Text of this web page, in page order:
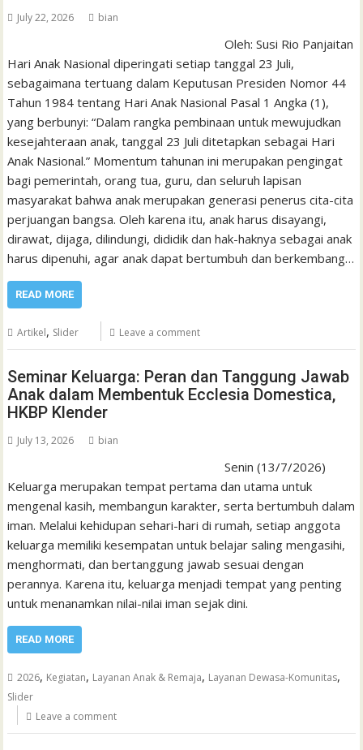
July 22, 2026 bian
Oleh: Susi Rio Panjaitan
Hari Anak Nasional diperingati setiap tanggal 23 Juli,
sebagaimana tertuang dalam Keputusan Presiden Nomor 44
Tahun 1984 tentang Hari Anak Nasional Pasal 1 Angka (1),
yang berbunyi: “Dalam rangka pembinaan untuk mewujudkan
kesejahteraan anak, tanggal 23 Juli ditetapkan sebagai Hari
Anak Nasional.” Momentum tahunan ini merupakan pengingat
bagi pemerintah, orang tua, guru, dan seluruh lapisan
masyarakat bahwa anak merupakan generasi penerus cita-cita
perjuangan bangsa. Oleh karena itu, anak harus disayangi,
dirawat, dijaga, dilindungi, dididik dan hak-haknya sebagai anak
harus dipenuhi, agar anak dapat bertumbuh dan berkembang…
READ MORE
Artikel, Slider Leave a comment
Seminar Keluarga: Peran dan Tanggung Jawab
Anak dalam Membentuk Ecclesia Domestica,
HKBP Klender
July 13, 2026 bian
Senin (13/7/2026)
Keluarga merupakan tempat pertama dan utama untuk
mengenal kasih, membangun karakter, serta bertumbuh dalam
iman. Melalui kehidupan sehari-hari di rumah, setiap anggota
keluarga memiliki kesempatan untuk belajar saling mengasihi,
menghormati, dan bertanggung jawab sesuai dengan
perannya. Karena itu, keluarga menjadi tempat yang penting
untuk menanamkan nilai-nilai iman sejak dini.
READ MORE
2026, Kegiatan, Layanan Anak & Remaja, Layanan Dewasa-Komunitas,
Slider
Leave a comment